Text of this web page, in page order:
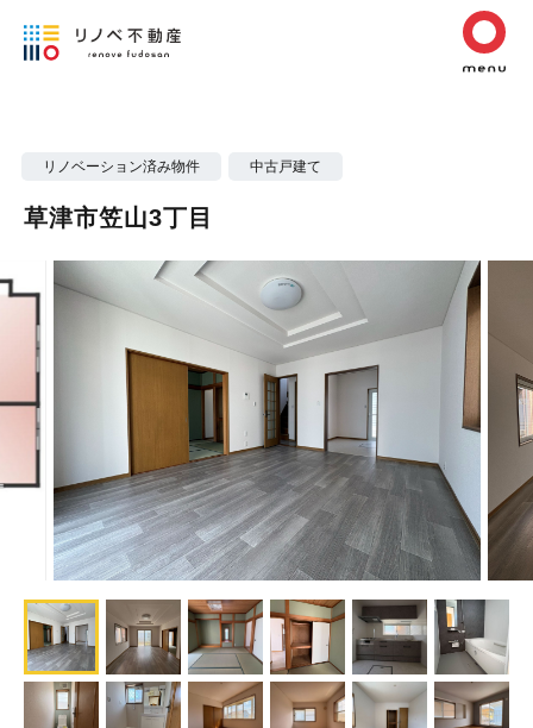
リノベーション済み物件 中古戸建て
草津市笠山3丁目